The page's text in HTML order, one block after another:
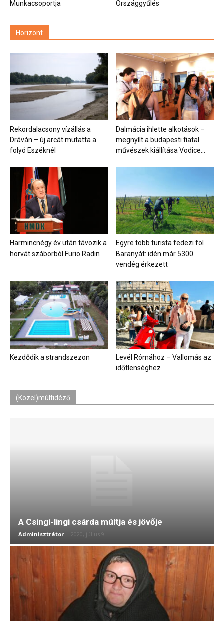
Munkacsoportja Országgyűlés
Horizont
Rekordalacsony vízállás a
Dráván – új arcát mutatta a
folyó Eszéknél
Dalmácia ihlette alkotások –
megnyílt a budapesti fiatal
művészek kiállítása Vodice...
Harmincnégy év után távozik a
horvát száborból Furio Radin
Egyre több turista fedezi föl
Baranyát: idén már 5300
vendég érkezett
Kezdődik a strandszezon
Levél Rómához – Vallomás az
időtlenséghez
(Közel)múltidéző
A Csingi-lingi csárda múltja és jövője
Adminisztrátor - 2020, július 9.